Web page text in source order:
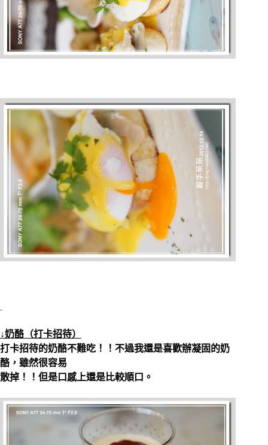
↓奶酪（打卡招待）
打卡招待的奶酪不難吃！！不過我還是喜歡辦凝固的奶
酪，雖然很容易
散掉！！但是口感上還是比較順口。